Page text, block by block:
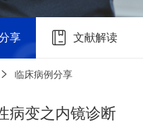
享 文献解读
临床病例分享
病变之内镜诊断